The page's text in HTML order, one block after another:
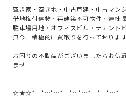
空き家・空き地・中古戸建・中古マン
借地権付建物・再建築不可物件・連棟
駐車場用地・オフィスビル・テナント
只今、積極的に買取りを行っております
お困りの不動産がございましたらお気
ませ